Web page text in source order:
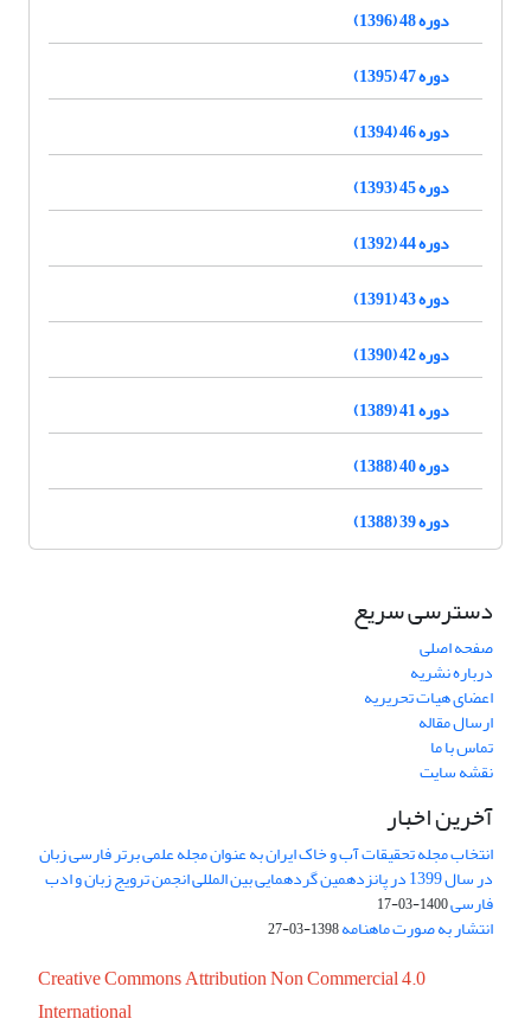
دوره 48 (1396)
دوره 47 (1395)
دوره 46 (1394)
دوره 45 (1393)
دوره 44 (1392)
دوره 43 (1391)
دوره 42 (1390)
دوره 41 (1389)
دوره 40 (1388)
دوره 39 (1388)
دسترسی سریع
صفحه اصلی
درباره نشریه
اعضای هیات تحریریه
ارسال مقاله
تماس با ما
نقشه سایت
آخرین اخبار
انتخاب مجله تحقیقات آب و خاک ایران به عنوان مجله علمی برتر فارسی زبان
در سال 1399 در پانزدهمین گردهمایی بین المللی انجمن ترویج زبان و ادب
فارسی1400-03-17
انتشار به صورت ماهنامه1398-03-27
Creative Commons Attribution Non Commercial 4.0
International